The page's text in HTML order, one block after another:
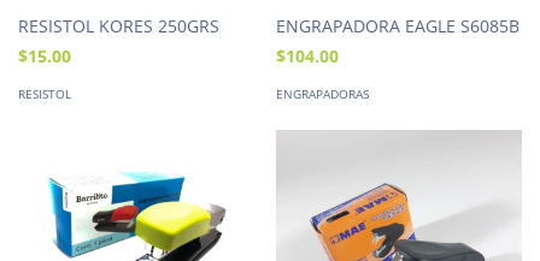
RESISTOL KORES 250GRS
$15.00
RESISTOL
ENGRAPADORA EAGLE S6085B
$104.00
ENGRAPADORAS